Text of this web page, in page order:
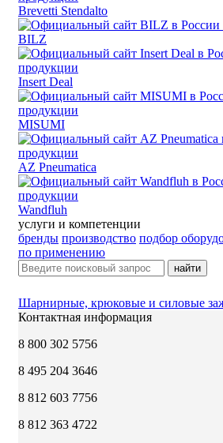
Brevetti Stendalto
BILZ
Insert Deal
MISUMI
AZ Pneumatica
Wandfluh
услуги и компетенции
бренды производство подбор
по применению
найти
Шарнирные, крюковые и силовые
Контактная информация
8 800 302 5756
8 495 204 3646
8 812 603 7756
8 812 363 4722